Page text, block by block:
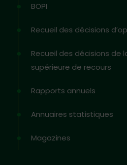
BOPI
Recueil des décisions
Recueil des décisions de
supérieure de recours
Rapports annuels
Annuaires statistiques
Magazines